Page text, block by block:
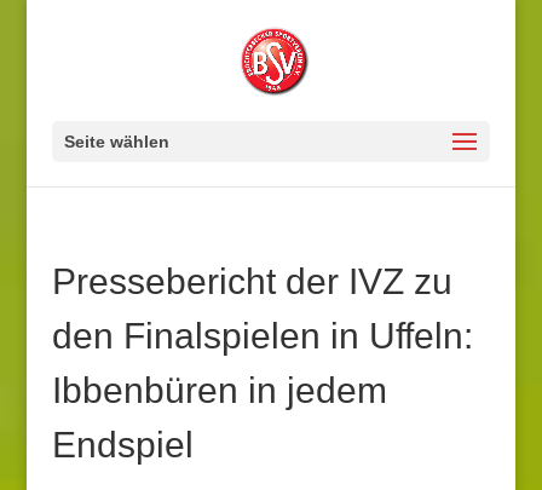
Seite wählen
Pressebericht der IVZ zu
den Finalspielen in Uffeln:
Ibbenbüren in jedem
Endspiel